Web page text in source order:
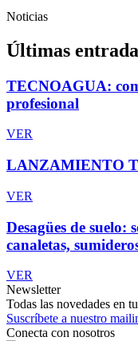
Noticias
Últimas
TECNOAGUA:
profesional
VER
LANZAMIENTO
VER
Desagües de suelo:
canaletas,
VER
Newsletter
Todas las novedades en
Suscríbete a nuestro
Conecta con nosotros